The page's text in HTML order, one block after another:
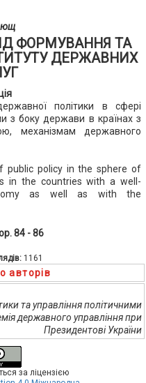
ФОРМУВАННЯ ТА
ДЕРЖАВНИХ
політики в сфері
з боку держави в країнах з
механізмам державного
public policy in the sphere of
in the countries with a well-
as well as with the
84 - 86
1161
авторів
та управління політичними
державного управління при
Президентові України
за ліцензією